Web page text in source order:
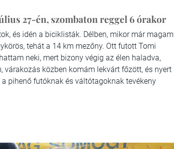
27-én, szombaton reggel 6 órakor
és idén a biciklisták. Délben, mikor már magam
tehát a 14 km mezőny. Ott futott Tomi
neki, mert bizony végig az élen haladva,
közben komám lekvárt főzött, és nyert
pihenő futóknak és váltótagoknak tevékeny